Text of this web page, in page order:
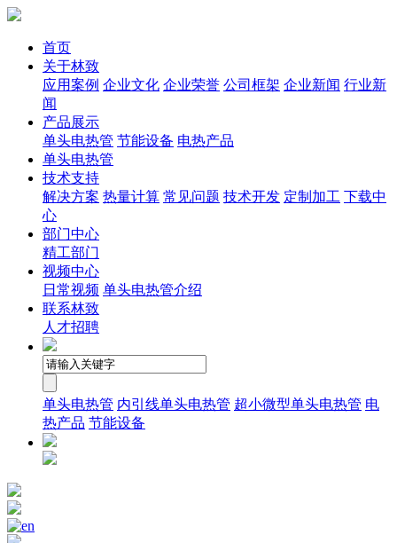
首页
关于林致
应用案例 企业文化 企业荣誉 公司框架 企业新闻 行业新
闻
产品展示
单头电热管 节能设备 电热产品
单头电热管
技术支持
解决方案 热量计算 常见问题 技术开发 定制加工 下载中
心
部门中心
精工部门
视频中心
日常视频 单头电热管介绍
联系林致
人才招聘
单头电热管 内引线单头电热管 超小微型单头电热管 电
热产品 节能设备